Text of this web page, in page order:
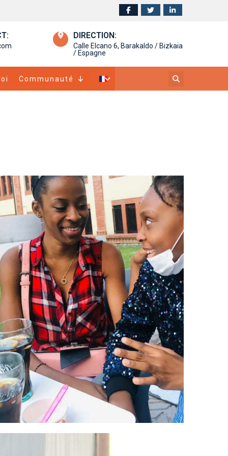
DIRECTION:
Calle Elcano 6, Barakaldo / Bizkaia
/ Espagne
Communauté